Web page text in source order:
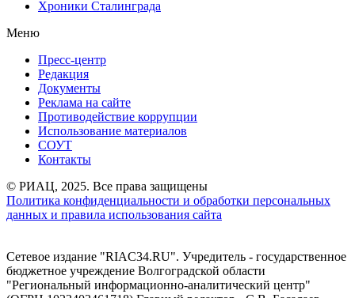
Хроники Сталинграда
Меню
Пресс-центр
Редакция
Документы
Реклама на сайте
Противодействие коррупции
Использование материалов
СОУТ
Контакты
© РИАЦ, 2025. Все права защищены
Политика конфиденциальности и обработки персональных
данных и правила использования сайта
Сетевое издание "RIAC34.RU". Учредитель - государственное
бюджетное учреждение Волгоградской области
"Региональный информационно-аналитический центр"